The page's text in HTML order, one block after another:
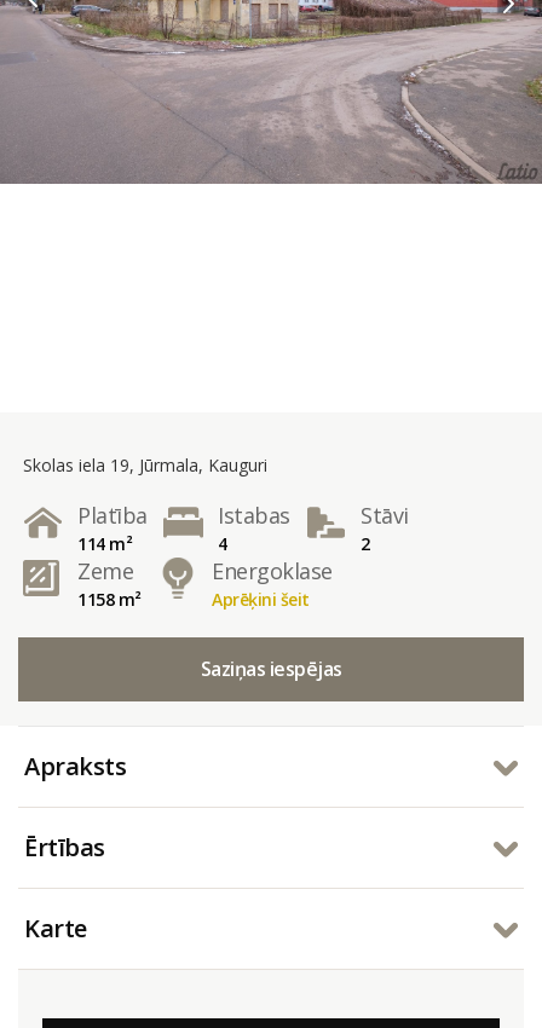
Skolas iela 19, Jūrmala, Kauguri
Platība
114 m²
Istabas
4
Stāvi
2
Zeme
1158 m²
Energoklase
Aprēķini šeit
Saziņas iespējas
Apraksts
Ērtības
Karte